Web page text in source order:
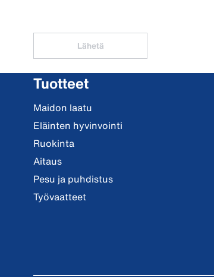
Lähetä
Tuotteet
Maidon laatu
Eläinten hyvinvointi
Ruokinta
Aitaus
Pesu ja puhdistus
Työvaatteet